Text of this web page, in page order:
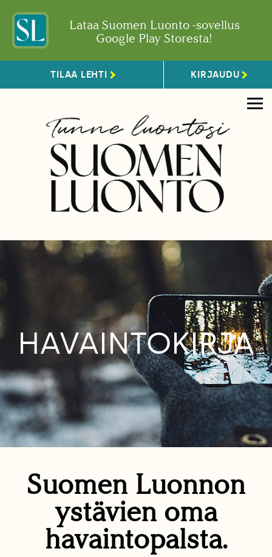
Lataa Suomen Luonto -sovellus
Google Play Storesta!
TILAA LEHTI KIRJAUDU
HAVAINTOKIRJA
Suomen Luonnon
ystävien oma
havaintopalsta.